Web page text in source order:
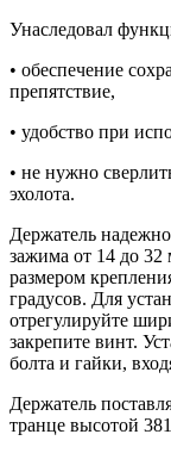
Унаследовал
• обеспечение
препятствие,
• удобство при
• не нужно
эхолота.
Держатель
зажима от 14 до
размером
градусов. Для
отрегулируйте
закрепите винт.
болта и гайки,
Держатель
транце высотой